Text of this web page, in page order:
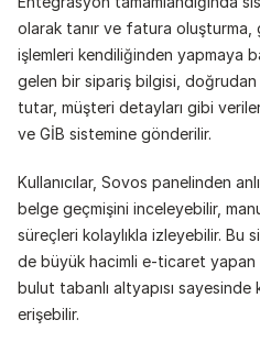
olarak tanır ve fatura oluşturma,
işlemleri kendiliğinden yapmaya
gelen bir sipariş bilgisi, doğrudan
tutar, müşteri detayları gibi
ve GİB sistemine gönderilir.
Kullanıcılar, Sovos panelinden
belge geçmişini inceleyebilir,
süreçleri kolaylıkla izleyebilir. Bu
de büyük hacimli e-ticaret yapan
bulut tabanlı altyapısı sayesinde
erişebilir.